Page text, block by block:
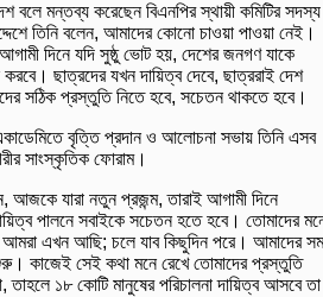
বলে মন্তব্য করেছেন বিএনপির স্থায়ী কমিটির সদস্য
তিনি বলেন, আমাদের কোনো চাওয়া পাওয়া নেই।
দিনে যদি সুষ্ঠু ভোট হয়, দেশের জনগণ যাকে
করবে। ছাত্রদের যখন দায়িত্ব দেবে, ছাত্ররাই দেশ
সঠিক প্রস্তুতি নিতে হবে, সচেতন থাকতে হবে।
একাডেমিতে বৃত্তি প্রদান ও আলোচনা সভায় তিনি এসব
সাংস্কৃতিক ফোরাম।
আজকে যারা নতুন প্রজন্ম, তারাই আগামী দিনে
পালনে সবাইকে সচেতন হতে হবে। তোমাদের
আমরা এখন আছি; চলে যাব কিছুদিন পরে। আমাদের
কাজেই সেই কথা মনে রেখে তোমাদের প্রস্তুতি
১৮ কোটি মানুষের পরিচালনা দায়িত্ব আসবে তা